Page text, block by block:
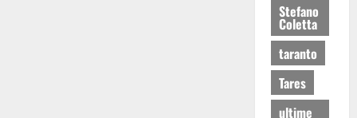
Stefano
Coletta
taranto
Tares
ultime